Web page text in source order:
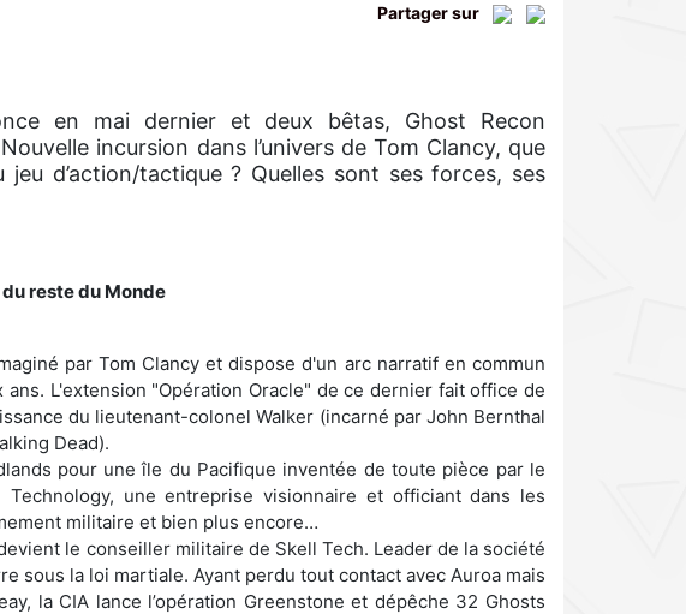
Partager sur
en mai dernier et deux bêtas, Ghost Recon
incursion dans l’univers de Tom Clancy, que
d’action/tactique ? Quelles sont ses forces, ses
reste du Monde
par Tom Clancy et dispose d'un arc narratif en commun
L'extension "Opération Oracle" de ce dernier fait office de
du lieutenant-colonel Walker (incarné par John Bernthal
Dead).
pour une île du Pacifique inventée de toute pièce par le
une entreprise visionnaire et officiant dans les
militaire et bien plus encore…
le conseiller militaire de Skell Tech. Leader de la société
sous la loi martiale. Ayant perdu tout contact avec Auroa mais
la CIA lance l’opération Greenstone et dépêche 32 Ghosts